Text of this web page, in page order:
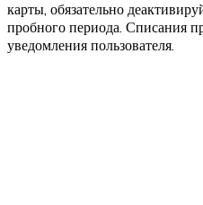
карты, обязательно
пробного периода. Списания
уведомления пользователя.